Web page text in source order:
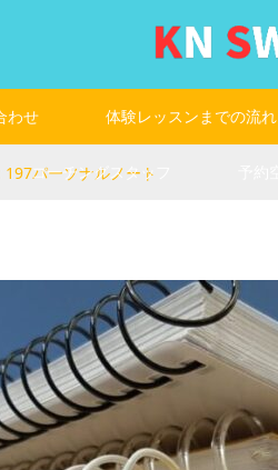
わせ 体験レッスンまでの流れ
コーチングスタッフ
197パーソナルノート